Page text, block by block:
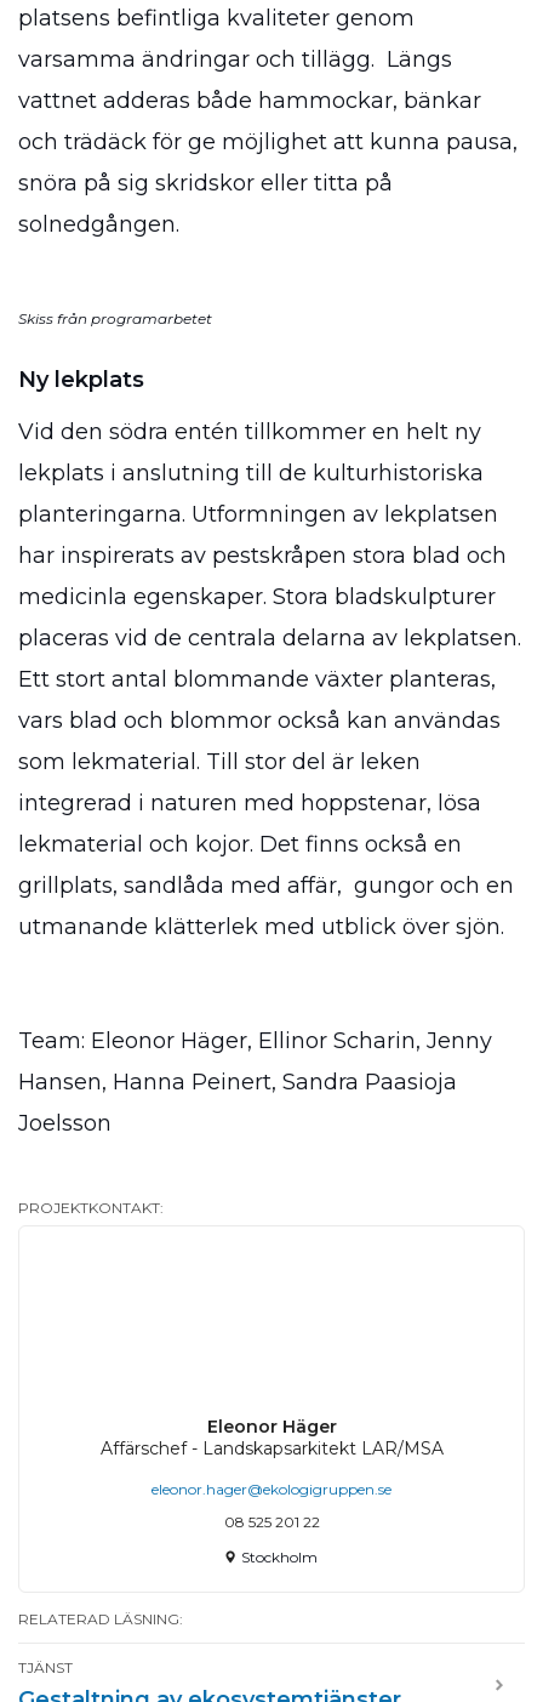
platsens befintliga kvaliteter genom
varsamma ändringar och tillägg. Längs
vattnet adderas både hammockar, bänkar
och trädäck för ge möjlighet att kunna pausa,
snöra på sig skridskor eller titta på
solnedgången.
Skiss från programarbetet
Ny lekplats
Vid den södra entén tillkommer en helt ny
lekplats i anslutning till de kulturhistoriska
planteringarna. Utformningen av lekplatsen
har inspirerats av pestskråpen stora blad och
medicinla egenskaper. Stora bladskulpturer
placeras vid de centrala delarna av lekplatsen.
Ett stort antal blommande växter planteras,
vars blad och blommor också kan användas
som lekmaterial. Till stor del är leken
integrerad i naturen med hoppstenar, lösa
lekmaterial och kojor. Det finns också en
grillplats, sandlåda med affär, gungor och en
utmanande klätterlek med utblick över sjön.
Team: Eleonor Häger, Ellinor Scharin, Jenny
Hansen, Hanna Peinert, Sandra Paasioja
Joelsson
PROJEKTKONTAKT:
Eleonor Häger
Affärschef - Landskapsarkitekt LAR/MSA
eleonor.hager@ekologigruppen.se
08 525 201 22
Stockholm
RELATERAD LÄSNING:
TJÄNST